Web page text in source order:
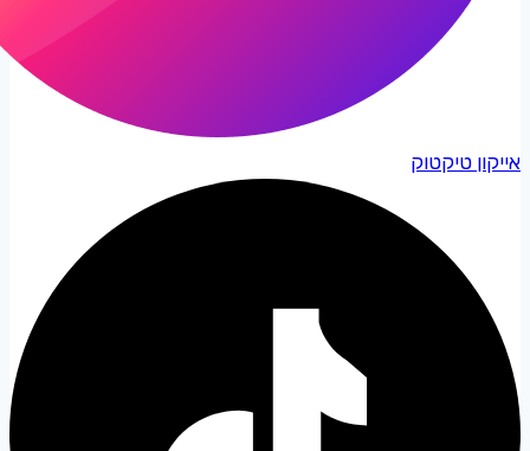
אייקון טיקטוק